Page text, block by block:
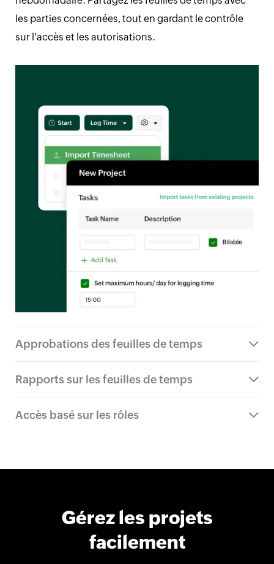
les parties concernées, tout en gardant le contrôle
sur l'accès et les autorisations.
Approbations des feuilles de temps
Rapports sur les feuilles de temps
Accès basé sur les rôles
Gérez les projets
facilement